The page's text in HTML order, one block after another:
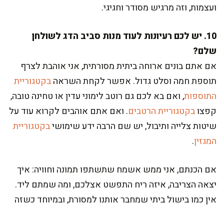
ועצמות, וזה מרגיש מסודר וחגיגי.
10. יש לכם רעיונות לעוד מנות סביב הדג לשולחן
שלם?
אם אתם בונים ארוחה ביתית מסורתית, אני אוהבת לצרף
תוספת חמה וסלט גדול. אפשר לקחת השראהבקטגוריית
התוספות, ואם בא לכם גם רוטב לימוני עדין או טחינה טובה,
קפצובקטגוריית הרטבים. ואם אתם אוהבים לקרוא עוד על
שיטות צלייה ותיבול, יש שם הרבה ידע שימושיבקטגוריית
המגזין.
אם הכנתם, אני ממש אשמח שתשתפו תמונה וחוויה: איך
יצאה הצריבה, איזה ריח התפשט אצלכם, ומה שמתם ליד.
אין כמו בישול ביתי שמחבר אותנו למסורת, ובמיוחד כשזה